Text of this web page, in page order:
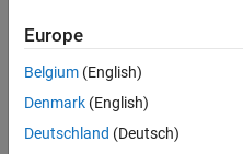
a list
of
integers
Europe
Belgium (English)
Denmark (English)
Deutschland (Deutsch)